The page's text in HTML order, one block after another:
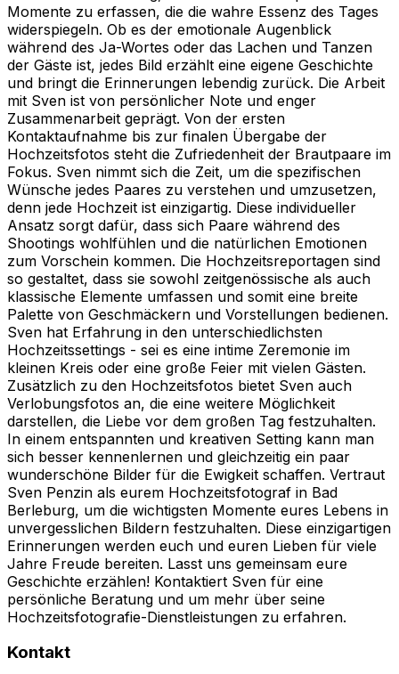
Momente zu erfassen, die die wahre Essenz des Tages
widerspiegeln. Ob es der emotionale Augenblick
während des Ja-Wortes oder das Lachen und Tanzen
der Gäste ist, jedes Bild erzählt eine eigene Geschichte
und bringt die Erinnerungen lebendig zurück. Die Arbeit
mit Sven ist von persönlicher Note und enger
Zusammenarbeit geprägt. Von der ersten
Kontaktaufnahme bis zur finalen Übergabe der
Hochzeitsfotos steht die Zufriedenheit der Brautpaare im
Fokus. Sven nimmt sich die Zeit, um die spezifischen
Wünsche jedes Paares zu verstehen und umzusetzen,
denn jede Hochzeit ist einzigartig. Diese individueller
Ansatz sorgt dafür, dass sich Paare während des
Shootings wohlfühlen und die natürlichen Emotionen
zum Vorschein kommen. Die Hochzeitsreportagen sind
so gestaltet, dass sie sowohl zeitgenössische als auch
klassische Elemente umfassen und somit eine breite
Palette von Geschmäckern und Vorstellungen bedienen.
Sven hat Erfahrung in den unterschiedlichsten
Hochzeitssettings - sei es eine intime Zeremonie im
kleinen Kreis oder eine große Feier mit vielen Gästen.
Zusätzlich zu den Hochzeitsfotos bietet Sven auch
Verlobungsfotos an, die eine weitere Möglichkeit
darstellen, die Liebe vor dem großen Tag festzuhalten.
In einem entspannten und kreativen Setting kann man
sich besser kennenlernen und gleichzeitig ein paar
wunderschöne Bilder für die Ewigkeit schaffen. Vertraut
Sven Penzin als eurem Hochzeitsfotograf in Bad
Berleburg, um die wichtigsten Momente eures Lebens in
unvergesslichen Bildern festzuhalten. Diese einzigartigen
Erinnerungen werden euch und euren Lieben für viele
Jahre Freude bereiten. Lasst uns gemeinsam eure
Geschichte erzählen! Kontaktiert Sven für eine
persönliche Beratung und um mehr über seine
Hochzeitsfotografie-Dienstleistungen zu erfahren.
Kontakt